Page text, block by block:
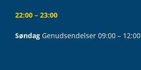
22:00 – 23:00
Søndag Genudsendelser 09:00 – 12:00